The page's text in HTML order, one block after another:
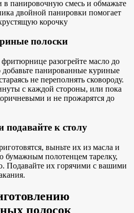
панировочную смесь и обмажьте
двойной панировки помогает
корочку
полоски
разогрейте масло до
панированные куриные
не переполнять сковороду.
с каждой стороны, или пока
и не прожарятся до
к столу
выньте их из масла и
бумажным полотенцем тарелку,
Подавайте их горячими с вашими
полосок